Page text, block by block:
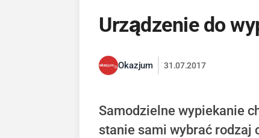
Urządzenie do
Okazjum 31.07.2017
Samodzielne wypiekanie
stanie sami wybrać rodzaj